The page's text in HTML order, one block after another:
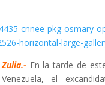
En la tarde de
el